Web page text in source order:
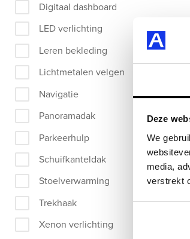
Deze
We
media,
verstrekt
Digitaal dashboard
LED verlichting
Leren bekleding
Lichtmetalen velgen
Navigatie
Panoramadak
Parkeerhulp
Schuifkanteldak
Stoelverwarming
Trekhaak
Xenon verlichting